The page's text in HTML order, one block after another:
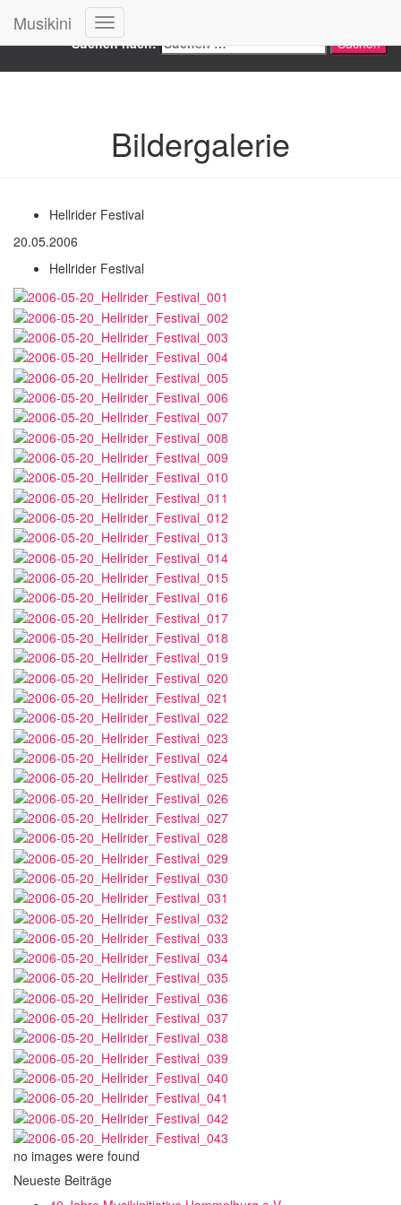
Search
Suchen nach:
Musikini
Navigation
umschalten
Bildergalerie
Hellrider Festival
20.05.2006
Hellrider Festival
no images were found
Neueste Beiträge